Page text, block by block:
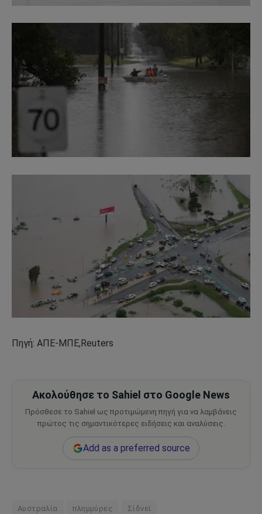
Πηγή: ΑΠΕ-ΜΠΕ,Reuters
Ακολούθησε το Sahiel στο Google News
Πρόσθεσε το Sahiel ως προτιμώμενη πηγή για να λαμβάνεις
πρώτος τις σημαντικότερες ειδήσεις και αναλύσεις.
Add as a preferred source
Αυστραλία πλημμύρες Σίδνεϊ